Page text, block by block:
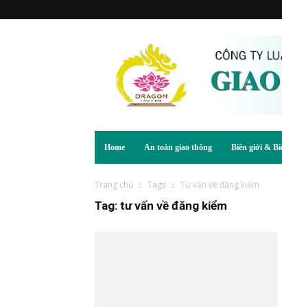
Home An toàn giao thông Biên giới &
Trang chủ Tags Tư vấn về đăng kiểm
Tag: tư vấn về đăng kiểm